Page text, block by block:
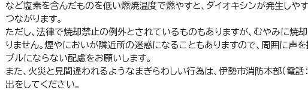
など塩素を含んだものを低い燃焼温度で燃やすと、ダイオキシンが発生しや
つながります。
ただし、法律で焼却禁止の例外とされているものもありますが、むやみに焼
りません。煙やにおいが隣近所の迷惑になることもありますので、周囲に声
ブルにならない配慮をお願いします。
また、火災と見間違われるようなまぎらわしい行為は、伊勢市消防本部（
出をしてください。